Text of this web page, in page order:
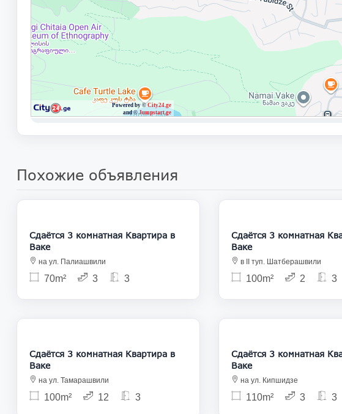
Похожие объявления
1 400
Сдаётся 3 комнатная Квартира в
Ваке
на ул. Палиашвили
70m² 3 3
Сдаётся 3 комнатная Квартира в
Ваке
в II туп. Шатберашвили
100m² 2 3
1 800
Сдаётся 3 комнатная Квартира в
Ваке
на ул. Тамарашвили
100m² 12 3
Сдаётся 3 комнатная Квартира в
Ваке
на ул. Кипшидзе
110m² 3 3